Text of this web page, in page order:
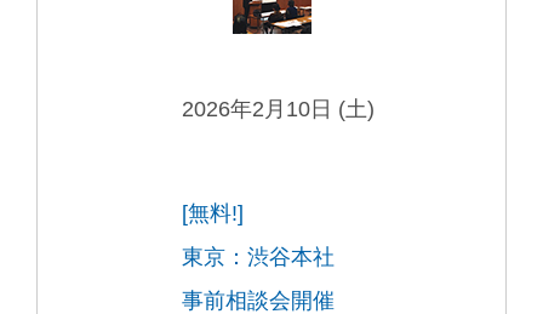
2026年2月10日 (土)
[無料!]
東京：渋谷本社
事前相談会開催